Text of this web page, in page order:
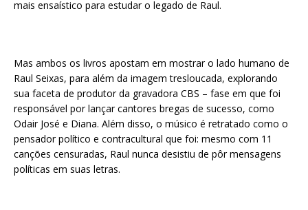
mais ensaístico para estudar o legado de Raul.
Mas ambos os livros apostam em mostrar o lado humano de
Raul Seixas, para além da imagem tresloucada, explorando
sua faceta de produtor da gravadora CBS – fase em que foi
responsável por lançar cantores bregas de sucesso, como
Odair José e Diana. Além disso, o músico é retratado como o
pensador político e contracultural que foi: mesmo com 11
canções censuradas, Raul nunca desistiu de pôr mensagens
políticas em suas letras.